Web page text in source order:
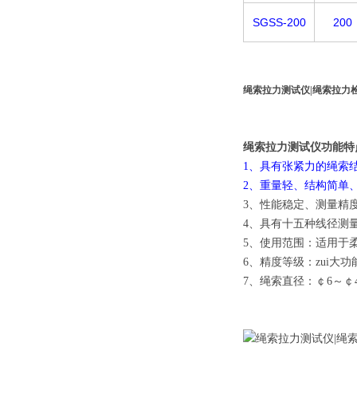
SGSS-200 200
绳索拉力测试仪|绳索拉力
绳索拉力测试仪功能特
1、具有张紧力的绳索
2、重量轻、结构简单
3、性能稳定、测量精
4、具有十五种线径测
5、使用范围：适用于
6、精度等级：zui大功
7、绳索直径：￠6～￠